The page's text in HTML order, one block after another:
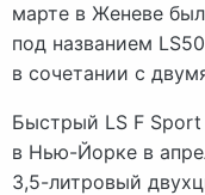
марте в Женеве
под названием
в сочетании с
Быстрый LS F Sport
в Нью-Йорке в
3,5-литровый